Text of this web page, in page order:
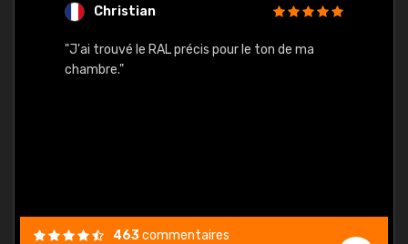
Christian
"J'ai trouvé le RAL précis pour le ton de ma
chambre."
463commentaires